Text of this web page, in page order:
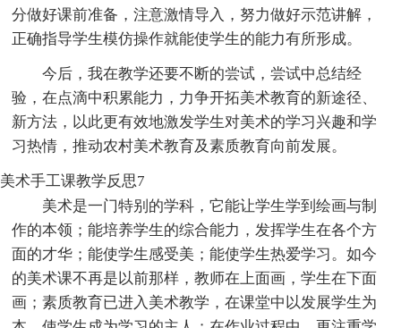
分做好课前准备，注意激情导入，努力做好示范讲解，
正确指导学生模仿操作就能使学生的能力有所形成。
今后，我在教学还要不断的尝试，尝试中总结经
验，在点滴中积累能力，力争开拓美术教育的新途径、
新方法，以此更有效地激发学生对美术的学习兴趣和学
习热情，推动农村美术教育及素质教育向前发展。
美术手工课教学反思7
美术是一门特别的学科，它能让学生学到绘画与制
作的本领；能培养学生的综合能力，发挥学生在各个方
面的才华；能使学生感受美；能使学生热爱学习。如今
的美术课不再是以前那样，教师在上面画，学生在下面
画；素质教育已进入美术教学，在课堂中以发展学生为